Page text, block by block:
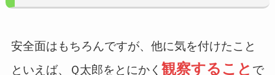
安全面はもちろんですが、他に気を付けたこと
といえば、Ｑ太郎をとにかく 観察すること で